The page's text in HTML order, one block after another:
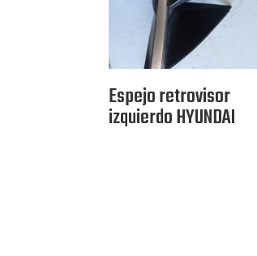
Espejo retrovisor
izquierdo HYUNDAI